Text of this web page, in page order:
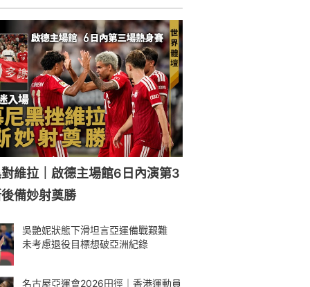
維拉｜啟德主場館6日內演第3
備妙射奠勝
吳艷妮狀態下滑坦言亞運備戰艱難
未考慮退役目標想破亞洲紀錄
名古屋亞運會2026田徑｜香港運動員